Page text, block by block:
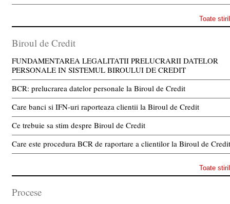
Toate
Biroul de Credit
FUNDAMENTAREA LEGALITATII PRELUCRARII DATELOR
PERSONALE IN SISTEMUL BIROULUI DE CREDIT
BCR: prelucrarea datelor personale la Biroul de Credit
Care banci si IFN-uri raporteaza clientii la Biroul de Credit
Ce trebuie sa stim despre Biroul de Credit
Care este procedura BCR de raportare a clientilor la Biroul de Credit
Toate
Procese